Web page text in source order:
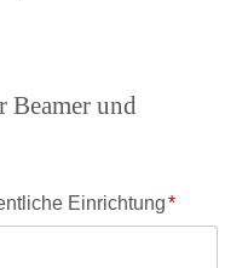
Beamer und
Einrichtung*